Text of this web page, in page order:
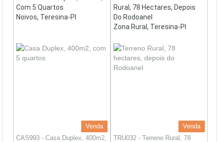
Com 5 Quartos
Noivos, Teresina-PI
Venda
CAS993 - Casa Duplex, 400m2,
Rural, 78 Hectares, Depois
Do Rodoanel
Zona Rural, Teresina-PI
Venda
TRU032 - Terreno Rural, 78